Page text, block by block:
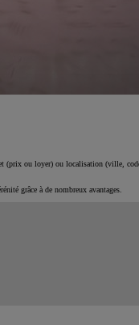
(prix ou loyer) ou localisation (ville,
grâce à de nombreux avantages.